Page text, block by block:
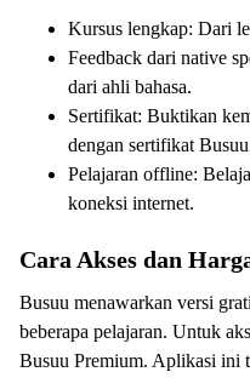
Kursus lengkap: Dari
Feedback dari native
dari ahli bahasa.
Sertifikat: Buktikan
dengan sertifikat
Pelajaran offline:
koneksi internet.
Cara Akses dan
Busuu menawarkan versi
beberapa pelajaran. Untuk
Busuu Premium. Aplikasi ini